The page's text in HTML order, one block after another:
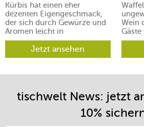
Kürbis hat einen eher
dezenten Eigengeschmack,
der sich durch Gewürze und
Aromen leicht in
verschiedene Richtungen
lenken lässt.Jetzt ansehen
Wein
tischwelt News: jetzt
10%